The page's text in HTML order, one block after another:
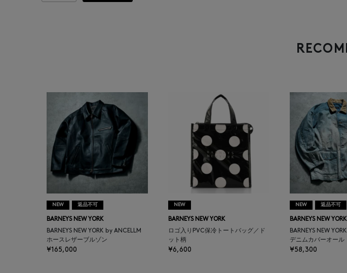
ASAUCE MELER
ATHLETICS FTWR
ATTO VANNUCCI
FIRENZE
AURALEE
AUTRY
BAGUTTA
NEW 返品不可
BARNEYS NEW YORK
BARNEYS NEW YORK by ANCELLM
ホースレザーブルゾン
¥165,000
NEW
BARNEYS NEW YORK
ロゴ入りPVC保冷トートバッグ／ド
ット柄
¥6,600
NEW 返品不可
BARNEYS NEW YORK
BARNEYS NEW
デニムカバーオール
¥58,300